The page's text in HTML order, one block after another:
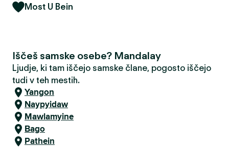
Most U Bein
Iščeš samske osebe? Mandalay
Ljudje, ki tam iščejo samske člane, pogosto iščejo
tudi v teh mestih.
Yangon
Naypyidaw
Mawlamyine
Bago
Pathein